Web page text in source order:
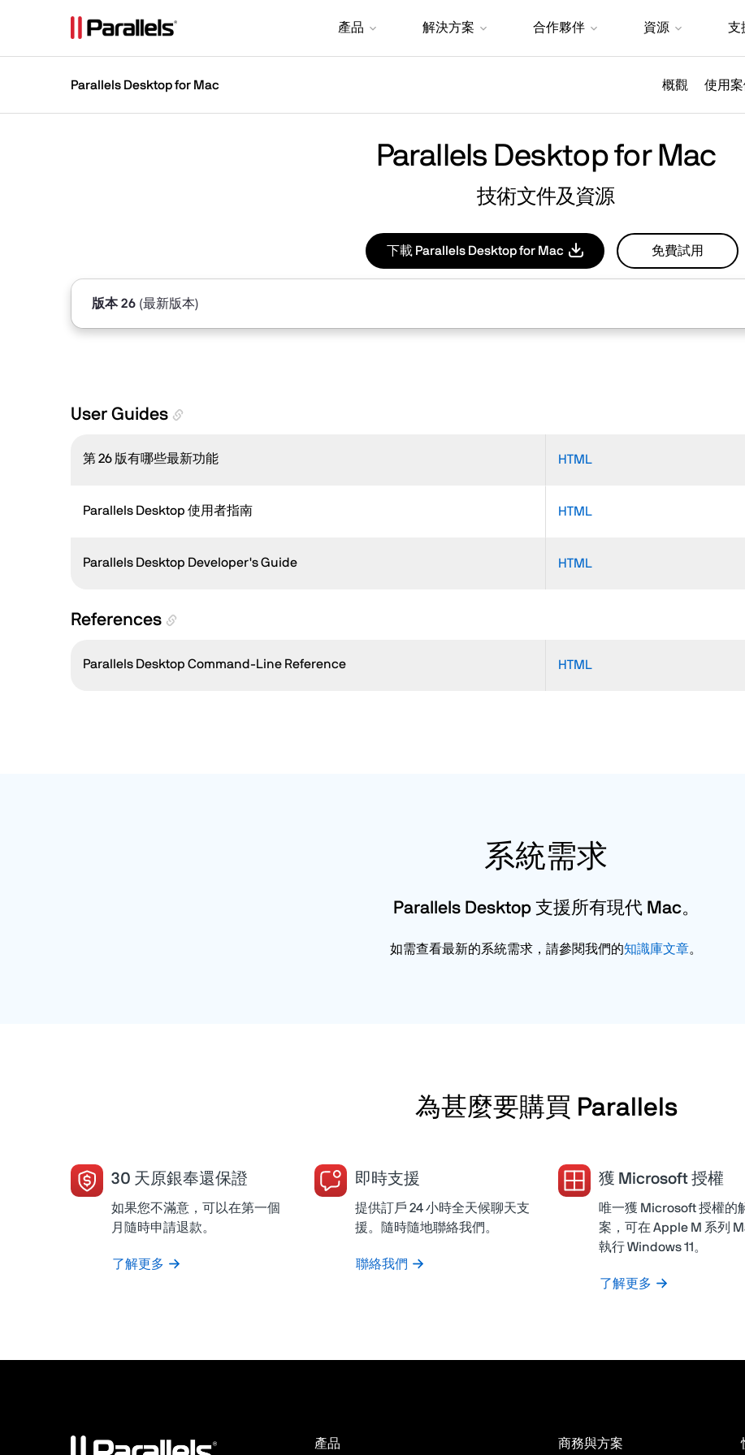
產品 解決方案 合作夥伴 資源 支
Parallels Desktop for Mac 概觀 使用案
Parallels Desktop for Mac
技術文件及資源
下載 Parallels Desktop for Mac 免費試用
版本 26 (最新版本)
User Guides
第 26 版有哪些最新功能 HTML
Parallels Desktop 使用者指南 HTML
Parallels Desktop Developer's Guide HTML
References
Parallels Desktop Command-Line Reference HTML
系統需求
Parallels Desktop 支援所有現代 Mac。
如需查看最新的系統需求，請參閱我們的知識庫文章。
為甚麼要購買 Parallels
30 天原銀奉還保證
如果您不滿意，可以在第一個
月隨時申請退款。
了解更多
即時支援
提供訂戶 24 小時全天候聊天支
援。隨時隨地聯絡我們。
聯絡我們
獲 Microsoft 授權
唯一獲 Microsoft 授權的
案，可在 Apple M 系列
執行 Windows 11。
了解更多
產品 商務與方案